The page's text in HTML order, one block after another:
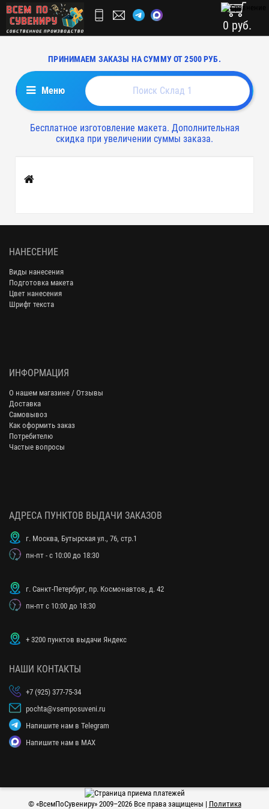
ПРИНИМАЕМ ЗАКАЗЫ НА СУММУ ОТ 2500 РУБ.
0 руб.
Меню
Бесплатное изготовление макета. Дополнительная
скидка при увеличении суммы заказа.
Главная
НАНЕСЕНИЕ
Виды нанесения
Подготовка макета
Цвет нанесения
Шрифт текста
ИНФОРМАЦИЯ
О нашем магазине / Отзывы
Доставка
Самовывоз
Как оформить заказ
Потребителю
Частые вопросы
АДРЕСА ПУНКТОВ ВЫДАЧИ ЗАКАЗОВ
г. Москва, Бутырская ул., 76, стр.1
пн-пт - с 10:00 до 18:30
г. Санкт-Петербург, пр. Космонавтов, д. 42
пн-пт с 10:00 до 18:30
+ 3200 пунктов выдачи Яндекс
НАШИ КОНТАКТЫ
+7 (925) 377-75-34
pochta@vsemposuveni.ru
Напишите нам в Telegram
Напишите нам в MAX
© «ВсемПоСувениру» 2009–2026 Все права защищены | Политика